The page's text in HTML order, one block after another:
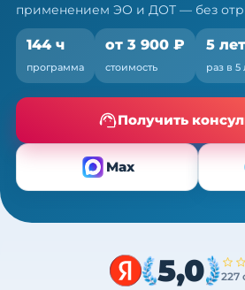
применением ЭО и ДОТ — без
144 ч
программа
от 3 900 ₽
стоимость
5 лет
раз в 5
Получить
Max
5,0 227